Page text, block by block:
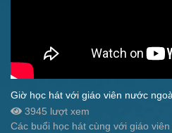
Giờ học hát với giáo viên nước
3945 lượt xem
Các buổi học hát cùng với giáo